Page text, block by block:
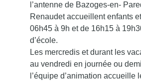
l’antenne de Bazoges-en-
Renaudet accueillent enfants
06h45 à 9h et de 16h15 à
d’école.
Les mercredis et durant les
au vendredi en journée ou
l’équipe d’animation accueille